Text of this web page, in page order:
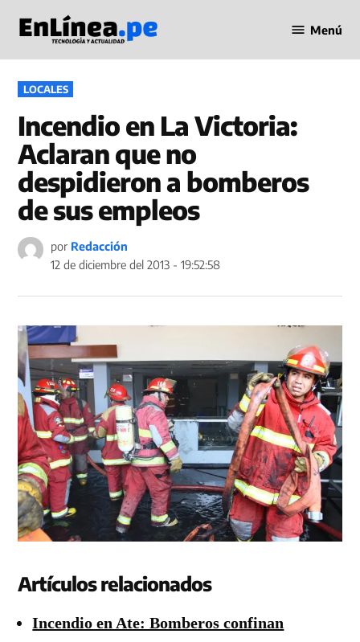
contenido
en Línea
Menú
PUBLICADO
EN
LOCALES
Incendio en La Victoria:
Aclaran que no
despidieron a bomberos
de sus empleos
por Redacción
12 de diciembre del 2013 - 19:52:58
Artículos relacionados
Incendio en Ate: Bomberos confinan